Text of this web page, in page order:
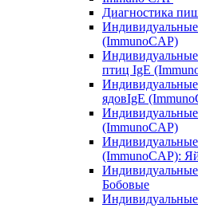
Диагностика
Индивидуальные
(ImmunoCAP)
птиц IgE
ядовIgE
(ImmunoCAP)
(ImmunoCAP):
Бобовые